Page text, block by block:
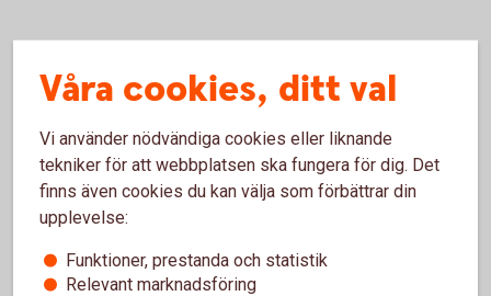
Om
styrräntan
Våra cookies, ditt val
Vi använder nödvändiga cookies eller liknande
tekniker för att webbplatsen ska fungera för dig. Det
finns även cookies du kan välja som förbättrar din
upplevelse:
Funktioner, prestanda och statistik
Relevant marknadsföring